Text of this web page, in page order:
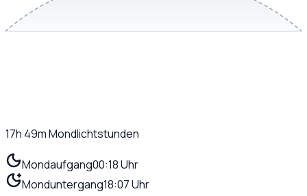
17h 49mMondlichtstunden
Mondaufgang00:18 Uhr
Monduntergang18:07 Uhr